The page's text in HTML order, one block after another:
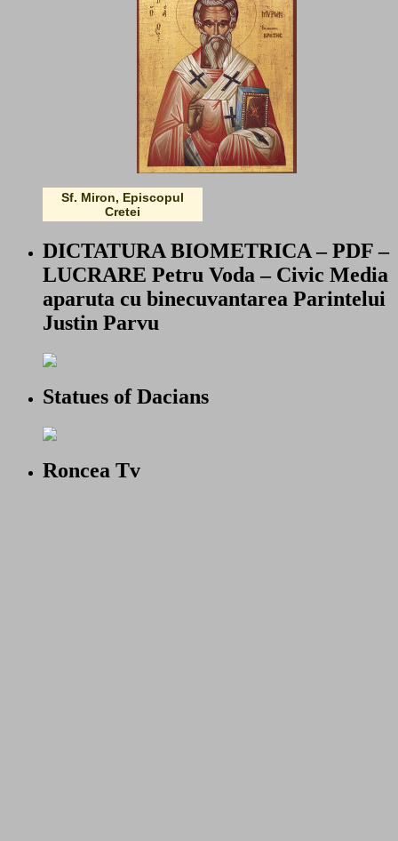
Sf. Miron, Episcopul
Cretei
DICTATURA BIOMETRICA – PDF –
LUCRARE Petru Voda – Civic Media
aparuta cu binecuvantarea Parintelui
Justin Parvu
Statues of Dacians
Roncea Tv